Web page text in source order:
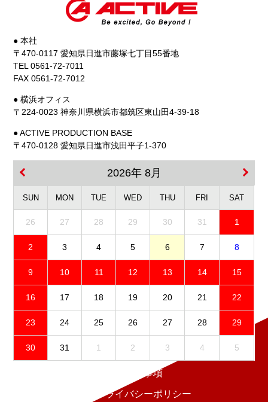
● 本社
〒470-0117 愛知県日進市藤塚七丁目55番地
TEL 0561-72-7011
FAX 0561-72-7012
● 横浜オフィス
〒224-0023 神奈川県横浜市都筑区東山田4-39-18
● ACTIVE PRODUCTION BASE
〒470-0128 愛知県日進市浅田平子1-370
2026年 8月
SUN MON TUE WED THU FRI SAT
26 27 28 29 30 31 1
2 3 4 5 6 7 8
9 10 11 12 13 14 15
16 17 18 19 20 21 22
23 24 25 26 27 28 29
30 31 1 2 3 4 5
免責事項
プライバシーポリシー